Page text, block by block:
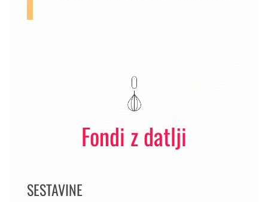
Fondi z datlji
SESTAVINE